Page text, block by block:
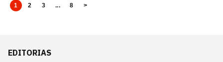
1 2 3 ... 8 >
EDITORIAS